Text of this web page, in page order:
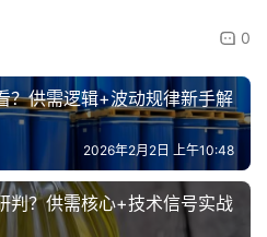
0
？供需逻辑+波动规律新手解
2026年2月2日 上午10:48
判？供需核心+技术信号实战